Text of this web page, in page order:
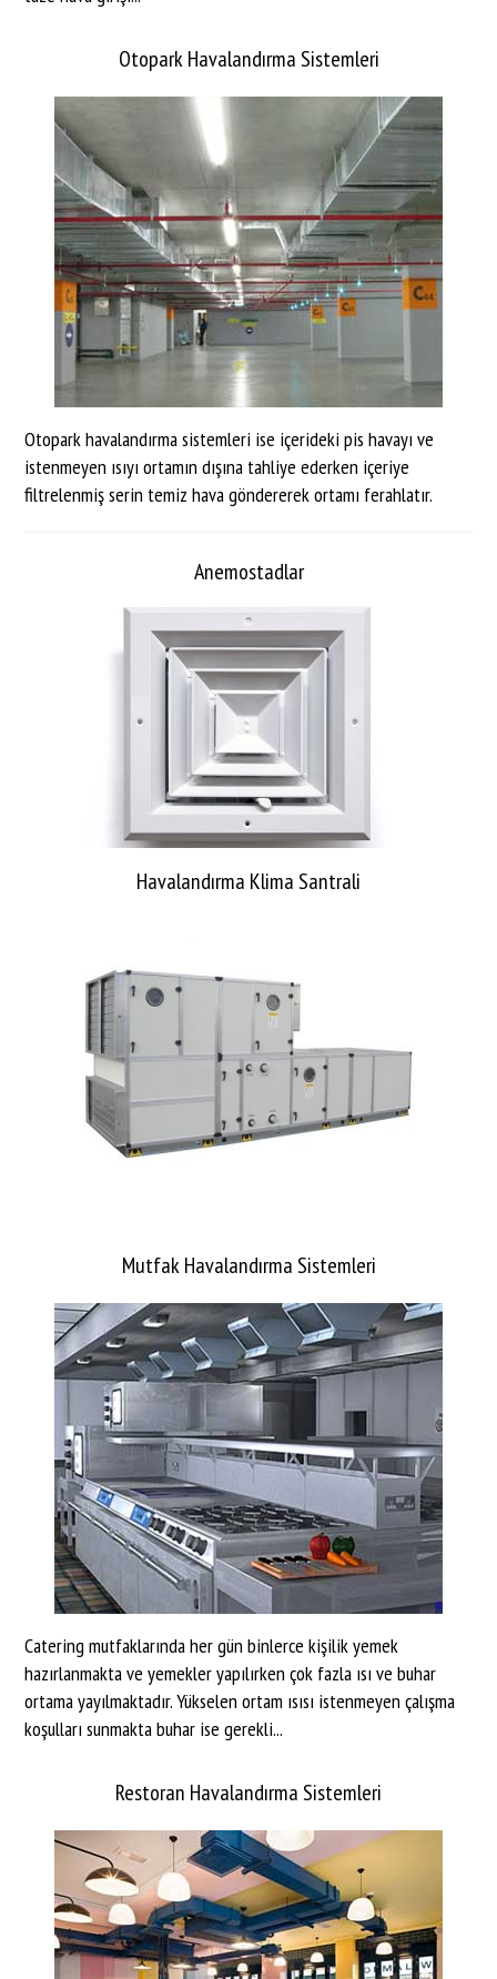
Otopark Havalandırma Sistemleri
Otopark havalandırma sistemleri ise içerideki pis havayı ve
istenmeyen ısıyı ortamın dışına tahliye ederken içeriye
filtrelenmiş serin temiz hava göndererek ortamı ferahlatır.
Anemostadlar
Havalandırma Klima Santrali
Mutfak Havalandırma Sistemleri
Catering mutfaklarında her gün binlerce kişilik yemek
hazırlanmakta ve yemekler yapılırken çok fazla ısı ve buhar
ortama yayılmaktadır. Yükselen ortam ısısı istenmeyen çalışma
koşulları sunmakta buhar ise gerekli...
Restoran Havalandırma Sistemleri